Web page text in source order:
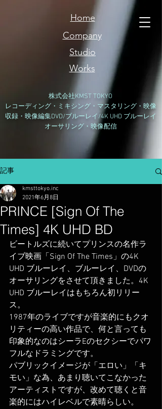
Home
Studio
Company
Works
​株式会社KMST TOKYO
レコーディング・ミキシング・マスタリング・映像
収録・映像編集DVD/ブルーレイ/4K UHD ブルーレイ
オーサリング・映像配信
記事
PRINCE [Sign Of The
Times] 4K UHD BD
kmsttokyo.inc
2021年6月8日
ビートルズに続いてプリンスの名作ラ
イブ映画「Sign Of The Times」の4K
UHD ブルーレイ、ブルーレイ、DVDの
オーサリングをさせて頂きました。4K
UHD ブルーレイはもちろん初リリー
ス。
1987年のライブですが音楽的にもクオ
リティーの高い作品で、何と言っても
印象的なのはシーラEのセクシーでパワ
フルなドラミングです。
パブリックイメージが「エロい」「キ
モい」な為、あまり聴いてこなかった
アーティストですが、改めて聴くと音
楽的にはハイレベルで素晴らしい。